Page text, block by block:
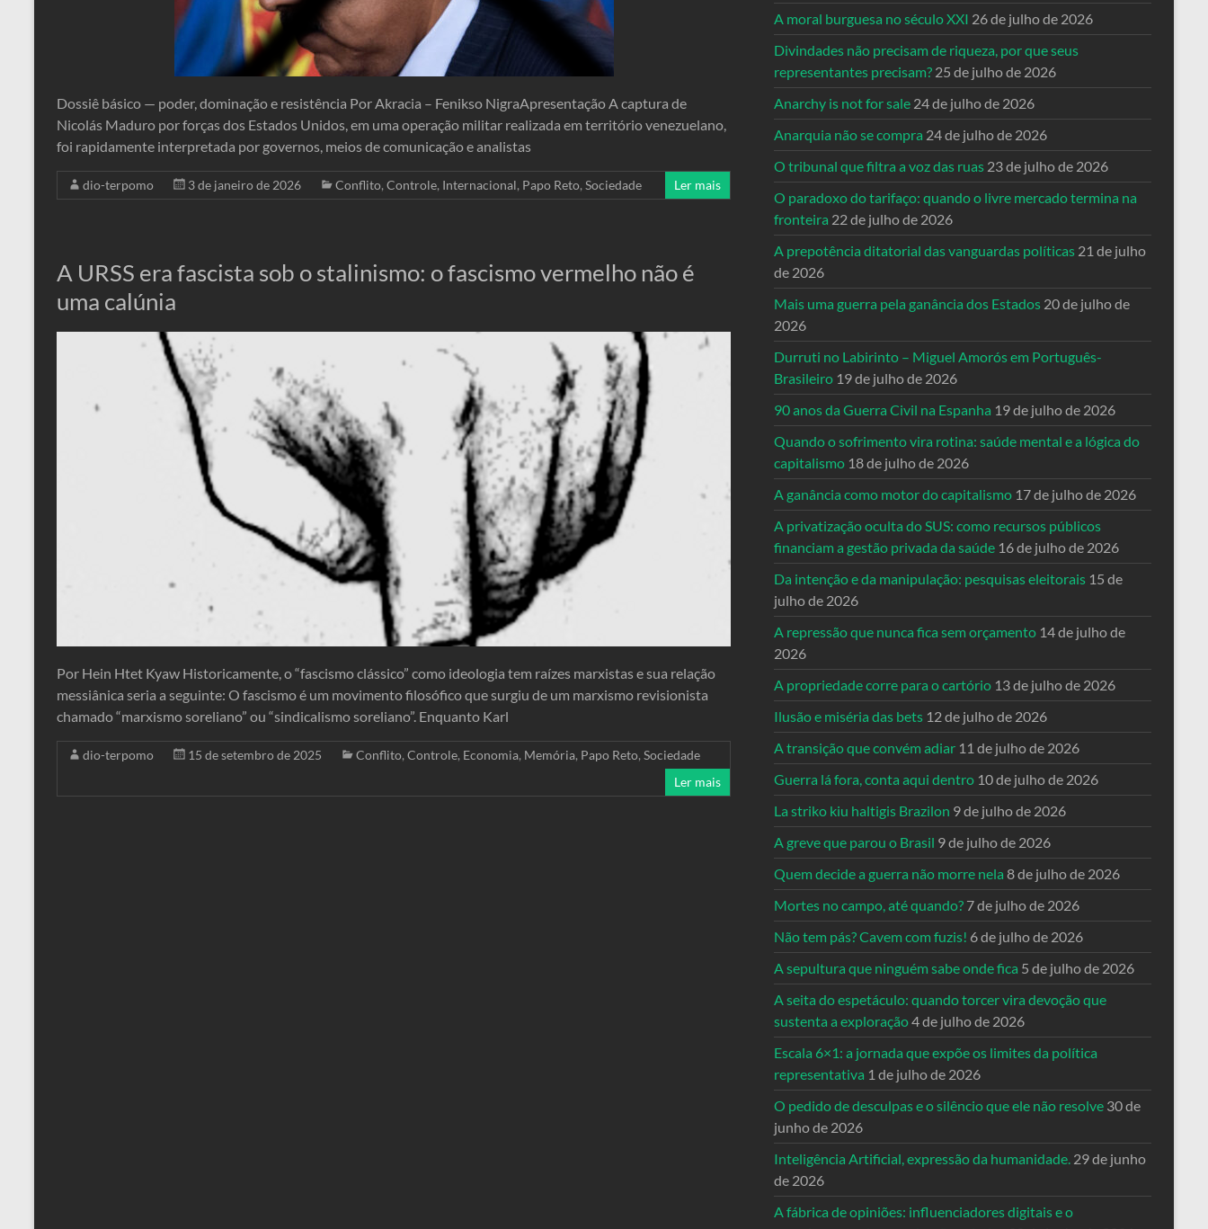
Dossiê básico — poder, dominação e resistência Por Akracia – Fenikso NigraApresentação A captura de
Nicolás Maduro por forças dos Estados Unidos, em uma operação militar realizada em território venezuelano,
foi rapidamente interpretada por governos, meios de comunicação e analistas
dio-terpomo 3 de janeiro de 2026 Conflito, Controle, Internacional, Papo Reto, Sociedade Ler mais
A URSS era fascista sob o stalinismo: o fascismo vermelho não é
uma calúnia
Por Hein Htet Kyaw Historicamente, o “fascismo clássico” como ideologia tem raízes marxistas e sua relação
messiânica seria a seguinte: O fascismo é um movimento filosófico que surgiu de um marxismo revisionista
chamado “marxismo soreliano” ou “sindicalismo soreliano”. Enquanto Karl
dio-terpomo 15 de setembro de 2025 Conflito, Controle, Economia, Memória, Papo Reto, Sociedade
Ler mais
A moral burguesa no século XXI 26 de julho de 2026
Divindades não precisam de riqueza, por que seus
representantes precisam? 25 de julho de 2026
Anarchy is not for sale 24 de julho de 2026
Anarquia não se compra 24 de julho de 2026
O tribunal que filtra a voz das ruas 23 de julho de 2026
O paradoxo do tarifaço: quando o livre mercado termina na
fronteira 22 de julho de 2026
A prepotência ditatorial das vanguardas políticas 21 de julho
de 2026
Mais uma guerra pela ganância dos Estados 20 de julho de
2026
Durruti no Labirinto – Miguel Amorós em Português-
Brasileiro 19 de julho de 2026
90 anos da Guerra Civil na Espanha 19 de julho de 2026
Quando o sofrimento vira rotina: saúde mental e a lógica do
capitalismo 18 de julho de 2026
A ganância como motor do capitalismo 17 de julho de 2026
A privatização oculta do SUS: como recursos públicos
financiam a gestão privada da saúde 16 de julho de 2026
Da intenção e da manipulação: pesquisas eleitorais 15 de
julho de 2026
A repressão que nunca fica sem orçamento 14 de julho de
2026
A propriedade corre para o cartório 13 de julho de 2026
Ilusão e miséria das bets 12 de julho de 2026
A transição que convém adiar 11 de julho de 2026
Guerra lá fora, conta aqui dentro 10 de julho de 2026
La striko kiu haltigis Brazilon 9 de julho de 2026
A greve que parou o Brasil 9 de julho de 2026
Quem decide a guerra não morre nela 8 de julho de 2026
Mortes no campo, até quando? 7 de julho de 2026
Não tem pás? Cavem com fuzis! 6 de julho de 2026
A sepultura que ninguém sabe onde fica 5 de julho de 2026
A seita do espetáculo: quando torcer vira devoção que
sustenta a exploração4 de julho de 2026
Escala 6×1: a jornada que expõe os limites da política
representativa 1 de julho de 2026
O pedido de desculpas e o silêncio que ele não resolve 30 de
junho de 2026
Inteligência Artificial, expressão da humanidade. 29 de junho
de 2026
A fábrica de opiniões: influenciadores digitais e o